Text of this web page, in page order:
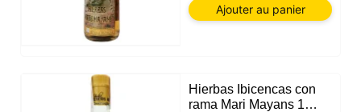
Ajouter au panier
Hierbas Ibicencas con
rama Mari Mayans 1